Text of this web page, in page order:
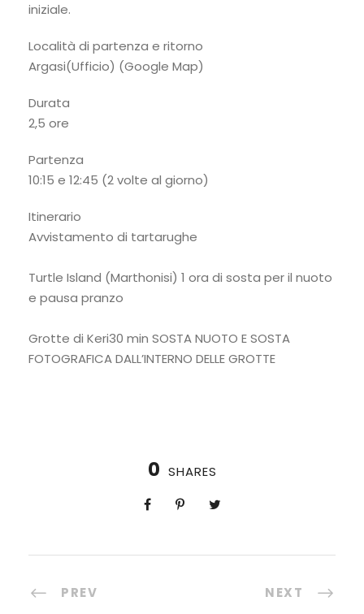
iniziale.
Località di partenza e ritorno
Argasi(Ufficio) (Google Map)
Durata
2,5 ore
Partenza
10:15 e 12:45 (2 volte al giorno)
Itinerario
Avvistamento di tartarughe
Turtle Island (Marthonisi) 1 ora di sosta per il nuoto
e pausa pranzo
Grotte di Keri30 min SOSTA NUOTO E SOSTA
FOTOGRAFICA DALL’INTERNO DELLE GROTTE
0 SHARES
PREV NEXT